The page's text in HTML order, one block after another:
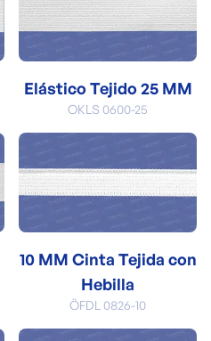
Elástico Tejido 25 MM
OKLS 0600-25
10 MM Cinta Tejida con
Hebilla
ÖFDL 0826-10